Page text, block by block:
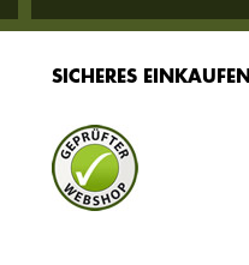
SICHERES EINKAUFEN